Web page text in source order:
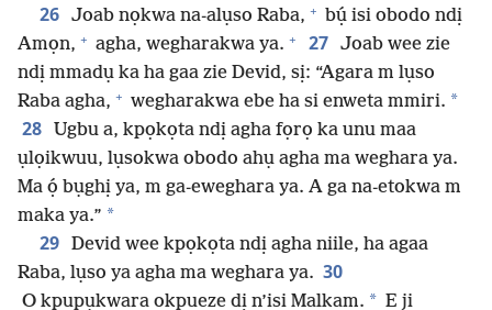
26 Joab nọkwa na-alụso Raba, + bụ́ isi obodo ndị
Amọn, + agha, wegharakwa ya. + 27 Joab wee zie
ndị mmadụ ka ha gaa zie Devid, sị: “Agara m lụso
Raba agha, + wegharakwa ebe ha si enweta mmiri. *
28
Ugbu a, kpọkọta ndị agha fọrọ ka unu maa
ụlọikwuu, lụsokwa obodo ahụ agha ma weghara ya.
Ma ọ́ bụghị ya, m ga-eweghara ya. A ga na-etokwa m
maka ya.” *
29 Devid wee kpọkọta ndị agha niile, ha agaa
Raba, lụso ya agha ma weghara ya. 30
O kpupụkwara okpueze dị n’isi Malkam. * E ji